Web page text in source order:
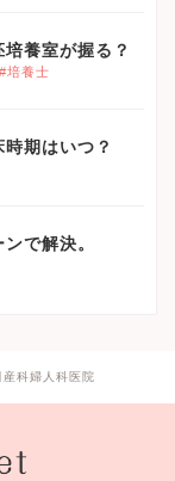
養室が握る？
#培養士
期はいつ？
で解決。
産科婦人科医院